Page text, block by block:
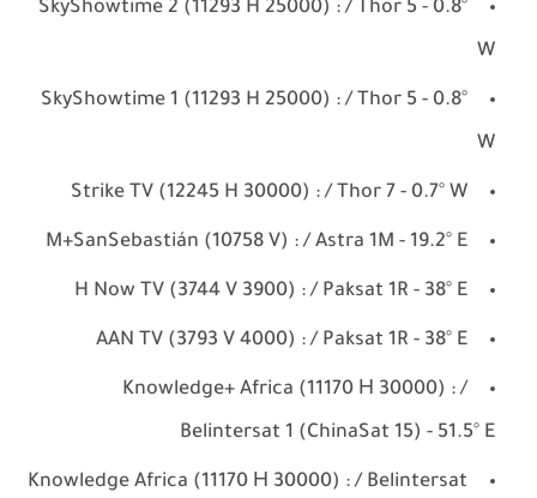
SkyShowtime 2 (11293 H 25000) : / Thor 5 - 0.8°
W
SkyShowtime 1 (11293 H 25000) : / Thor 5 - 0.8°
W
Strike TV (12245 H 30000) : / Thor 7 - 0.7° W
M+SanSebastián (10758 V) : / Astra 1M - 19.2° E
H Now TV (3744 V 3900) : / Paksat 1R - 38° E
AAN TV (3793 V 4000) : / Paksat 1R - 38° E
Knowledge+ Africa (11170 Н 30000) : /
Belintersat 1 (ChinaSat 15) - 51.5° E
Knowledge Africa (11170 Н 30000) : / Belintersat